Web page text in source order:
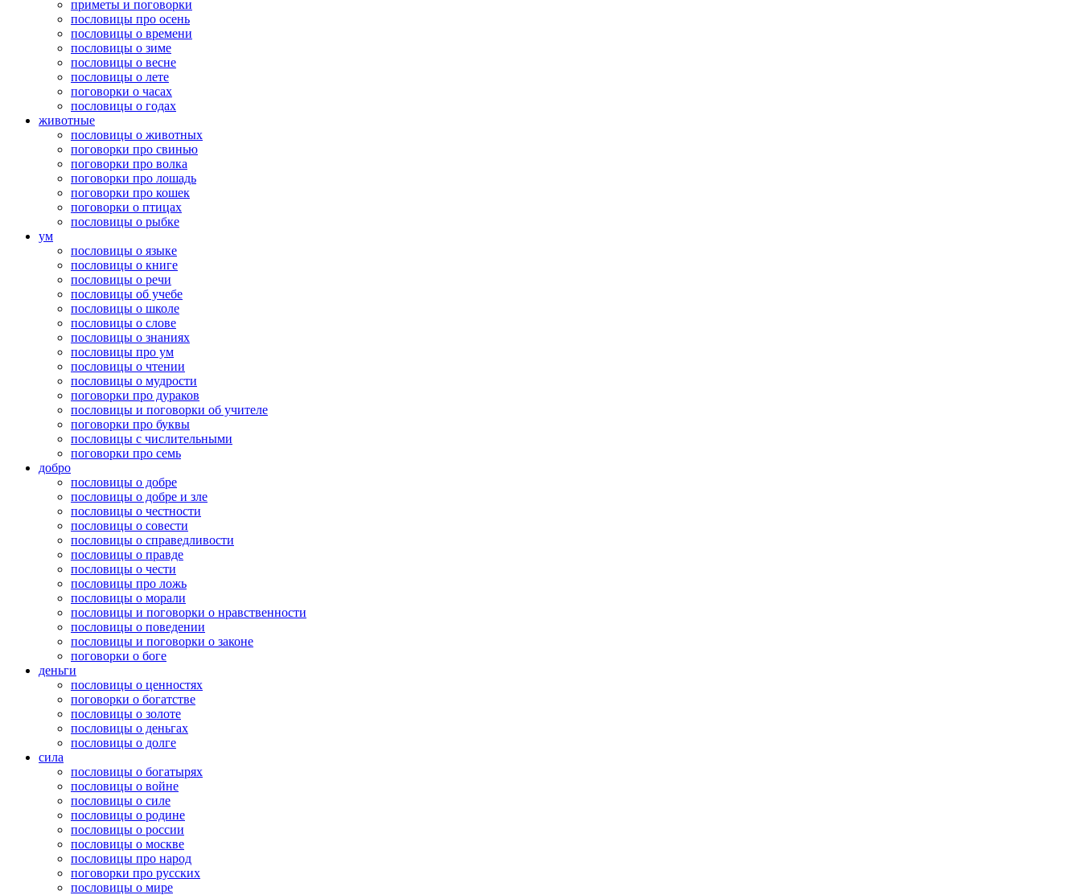
приметы и поговорки
пословицы про осень
пословицы о времени
пословицы о зиме
пословицы о весне
пословицы о лете
поговорки о часах
пословицы о годах
животные
пословицы о животных
поговорки про свинью
поговорки про волка
поговорки про лошадь
поговорки про кошек
поговорки о птицах
пословицы о рыбке
ум
пословицы о языке
пословицы о книге
пословицы о речи
пословицы об учебе
пословицы о школе
пословицы о слове
пословицы о знаниях
пословицы про ум
пословицы о чтении
пословицы о мудрости
поговорки про дураков
пословицы и поговорки об учителе
поговорки про буквы
пословицы с числительными
поговорки про семь
добро
пословицы о добре
пословицы о добре и зле
пословицы о честности
пословицы о совести
пословицы о справедливости
пословицы о правде
пословицы о чести
пословицы про ложь
пословицы о морали
пословицы и поговорки о нравственности
пословицы о поведении
пословицы и поговорки о законе
поговорки о боге
деньги
пословицы о ценностях
поговорки о богатстве
пословицы о золоте
пословицы о деньгах
пословицы о долге
сила
пословицы о богатырях
пословицы о войне
пословицы о силе
пословицы о родине
пословицы о россии
пословицы о москве
пословицы про народ
поговорки про русских
пословицы о мире